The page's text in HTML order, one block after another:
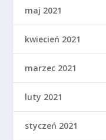
maj 2021
kwiecień 2021
marzec 2021
luty 2021
styczeń 2021